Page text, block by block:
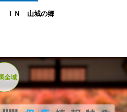
ＩＮ 山城の郷
全域